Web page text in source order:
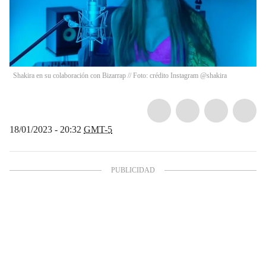
Shakira en su colaboración con Bizarrap // Foto: crédito Instagram @shakira
18/01/2023 - 20:32 GMT-5